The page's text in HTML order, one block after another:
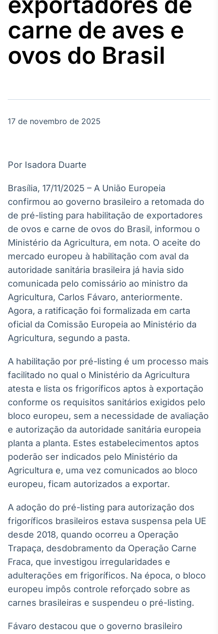
Agro
Tudo sobre o
agronegócio
no Brasil
Broadcast
White Label
Plataforma para
conteúdos
personalizados
Soluções de Dados
e Conteúdos
Broadcast
OTC
Plataforma para
negociação de
ativos
Broadcast
Datafeed
APIs para
integração de
conteúdos e
dados
Broadcast
Ticker
Cotações e
headlines de
notícias
Widgets
Componentes
para conteúdos e
funcionalidades
Broadcast
Wallboard
displays e telas
carne de aves e
ovos do Brasil
17 de novembro de 2025
Por Isadora Duarte
Brasília, 17/11/2025 – A União Europeia
confirmou ao governo brasileiro a retomada do
de pré-listing para habilitação de exportadores
de ovos e carne de ovos do Brasil, informou o
Ministério da Agricultura, em nota. O aceite do
mercado europeu à habilitação com aval da
autoridade sanitária brasileira já havia sido
comunicada pelo comissário ao ministro da
Agricultura, Carlos Fávaro, anteriormente.
Agora, a ratificação foi formalizada em carta
oficial da Comissão Europeia ao Ministério da
Agricultura, segundo a pasta.
A habilitação por pré-listing é um processo mais
facilitado no qual o Ministério da Agricultura
atesta e lista os frigoríficos aptos à exportação
conforme os requisitos sanitários exigidos pelo
bloco europeu, sem a necessidade de avaliação
e autorização da autoridade sanitária europeia
planta a planta. Estes estabelecimentos aptos
poderão ser indicados pelo Ministério da
Agricultura e, uma vez comunicados ao bloco
europeu, ficam autorizados a exportar.
A adoção do pré-listing para autorização dos
frigoríficos brasileiros estava suspensa pela UE
desde 2018, quando ocorreu a Operação
Trapaça, desdobramento da Operação Carne
Fraca, que investigou irregularidades e
adulterações em frigoríficos. Na época, o bloco
europeu impôs controle reforçado sobre as
carnes brasileiras e suspendeu o pré-listing.
Fávaro destacou que o governo brasileiro